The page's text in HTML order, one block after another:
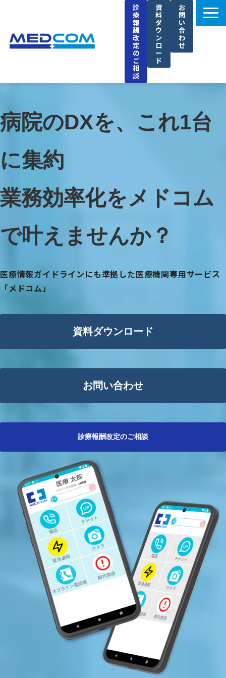
診
療
報
酬
改
定
の
ご
相
談
資
料
ダ
ウ
ン
ロ
ー
ド
お
問
い
合
わ
せ
導入事例
企業情報
病院のDXを、これ1台
に集約
業務効率化をメドコム
で叶えませんか？
医療情報ガイドラインにも準拠した医療機関専用サービス
「メドコム」
資料ダウンロード
お問い合わせ
診療報酬改定のご相談